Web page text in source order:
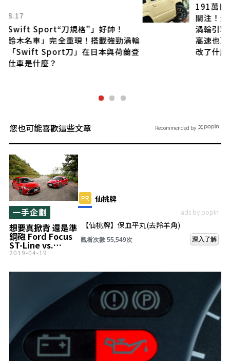
191萬日圓起！Suzuki「全新Jimny」備受
關注！全長僅3.4公尺的方正車身搭載強勁
渦輪引擎！全車系標配ACC，就連手排車跑
高速也更輕鬆！這款「正統輕型四驅」到底
改了什麼？
您也可能喜歡這些文章
想要真掀背 還是準
鋼砲 Ford Focus
ST-Line vs.
Toyota Auris
一手企劃
2019-04-19
PR 仙桃牌
ads by popIn
【仙桃牌】保血平丸(去羚羊角)
觀看次數 55,549次 深入了解
Recommended by